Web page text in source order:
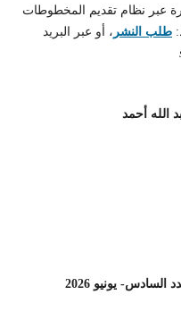
عبر نظام تقديم المخطوطات
طلب النشر ، أو عبر البريد
الله أحمد